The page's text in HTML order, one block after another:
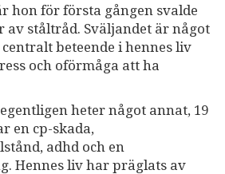
hon för första gången svalde
av ståltråd. Sväljandet är något
beteende i hennes liv
och oförmåga att ha
heter något annat, 19
en cp-skada,
adhd och en
Hennes liv har präglats av